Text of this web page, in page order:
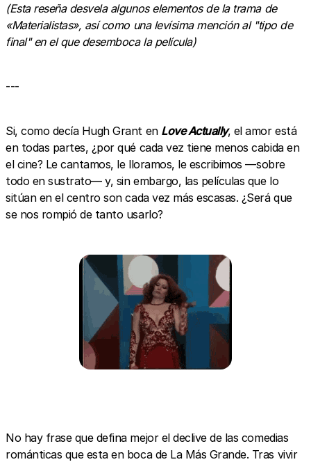
(Esta reseña desvela algunos elementos de la trama de
«Materialistas», así como una levísima mención al "tipo de
final" en el que desemboca la película)
---
Si, como decía Hugh Grant en Love Actually, el amor está
en todas partes, ¿por qué cada vez tiene menos cabida en
el cine? Le cantamos, le lloramos, le escribimos —sobre
todo en sustrato— y, sin embargo, las películas que lo
sitúan en el centro son cada vez más escasas. ¿Será que
se nos rompió de tanto usarlo?
No hay frase que defina mejor el declive de las comedias
románticas que esta en boca de La Más Grande. Tras vivir